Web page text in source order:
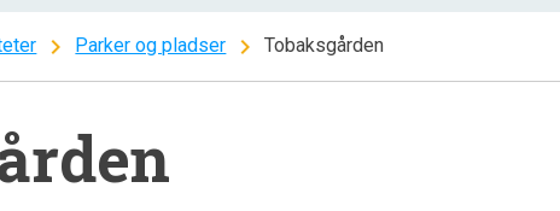
chevron_right Parker og pladser chevron_right Tobaksgården